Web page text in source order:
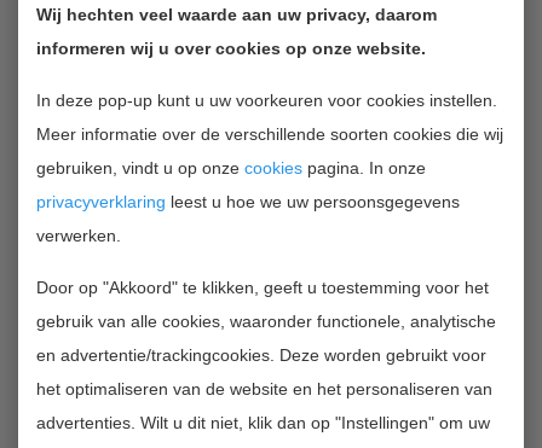
Wij hechten veel waarde aan uw privacy, daarom
informeren wij u over cookies op onze website.
In deze pop-up kunt u uw voorkeuren voor cookies instellen.
Meer informatie over de verschillende soorten cookies die wij
gebruiken, vindt u op onze cookies pagina. In onze
privacyverklaring leest u hoe we uw persoonsgegevens
verwerken.
Door op "Akkoord" te klikken, geeft u toestemming voor het
gebruik van alle cookies, waaronder functionele, analytische
en advertentie/trackingcookies. Deze worden gebruikt voor
het optimaliseren van de website en het personaliseren van
advertenties. Wilt u dit niet, klik dan op "Instellingen" om uw
grants. Deadline for applications December 1, 2012. The
maximum value of a project grant is £10,000 for up to
value of £ 50,000 for projects of up to one-year
duration is available.
BSAC exists to facilitate the acquisition and
dissemination of knowledge in the field of
antimicrobial chemotherapy. The BSAC Funding
Opportunities programme is highly competitive. Each
year a large number of applications are received in
each category.